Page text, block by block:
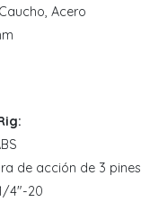
Acero
de acción de 3 pines
4"-20